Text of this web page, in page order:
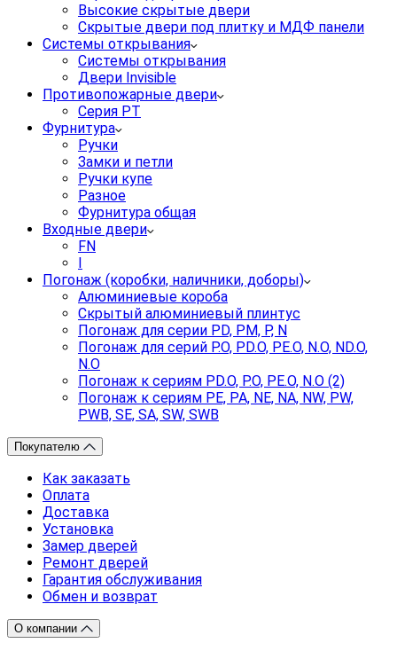
Высокие скрытые двери
Скрытые двери под плитку и МДФ панели
Системы открывания
Системы открывания
Двери Invisible
Противопожарные двери
Серия PT
Фурнитура
Ручки
Замки и петли
Ручки купе
Разное
Фурнитура общая
Входные двери
FN
Погонаж (коробки, наличники, доборы)
Алюминиевые короба
Скрытый алюминиевый плинтус
Погонаж для серии PD, PM, P, N
Погонаж для серий P.O, PD.O, PE.O, N.O, ND.O,
N.O
Погонаж к сериям PD.O, P.O, PE.O, N.O (2)
Погонаж к сериям PE, PA, NE, NA, NW, PW,
PWB, SE, SA, SW, SWB
Покупателю
Как заказать
Оплата
Доставка
Установка
Замер дверей
Ремонт дверей
Гарантия обслуживания
Обмен и возврат
О компании